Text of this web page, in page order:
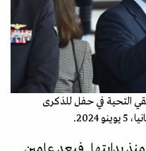
التحية في حفل للذكرى